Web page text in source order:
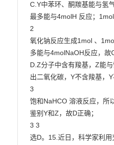
C.Y中苯环、酮羰基能与氢
最多能与4molH 反应；
2
氧化钠反应生成1mol 、
多能与4molNaOH反应，故
D.Z分子中含有羧基，Z能
出二氧化碳，Y不含羧基，
3
饱和NaHCO 溶液反应，所
鉴别Y和Z，故D正确；
3 3
选D。15.近日，科学家利